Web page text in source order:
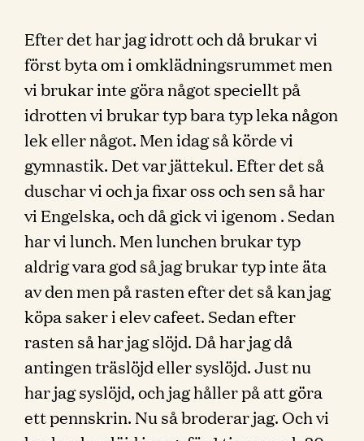
Efter det har jag idrott och då brukar vi
först byta om i omklädningsrummet men
vi brukar inte göra något speciellt på
idrotten vi brukar typ bara typ leka någon
lek eller något. Men idag så körde vi
gymnastik. Det var jättekul. Efter det så
duschar vi och ja fixar oss och sen så har
vi Engelska, och då gick vi igenom . Sedan
har vi lunch. Men lunchen brukar typ
aldrig vara god så jag brukar typ inte äta
av den men på rasten efter det så kan jag
köpa saker i elev cafeet. Sedan efter
rasten så har jag slöjd. Då har jag då
antingen träslöjd eller syslöjd. Just nu
har jag syslöjd, och jag håller på att göra
ett pennskrin. Nu så broderar jag. Och vi